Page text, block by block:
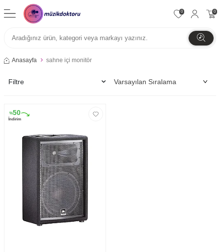
0 0
Anasayfa sahne içi monitör
Filtre
%50
İndirim